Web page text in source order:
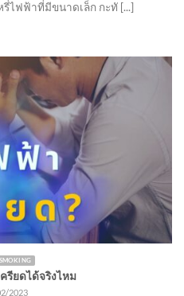
ไฟฟ้าที่มีขนาดเล็ก กะทั [...]
รียดได้จริงไหม
2023